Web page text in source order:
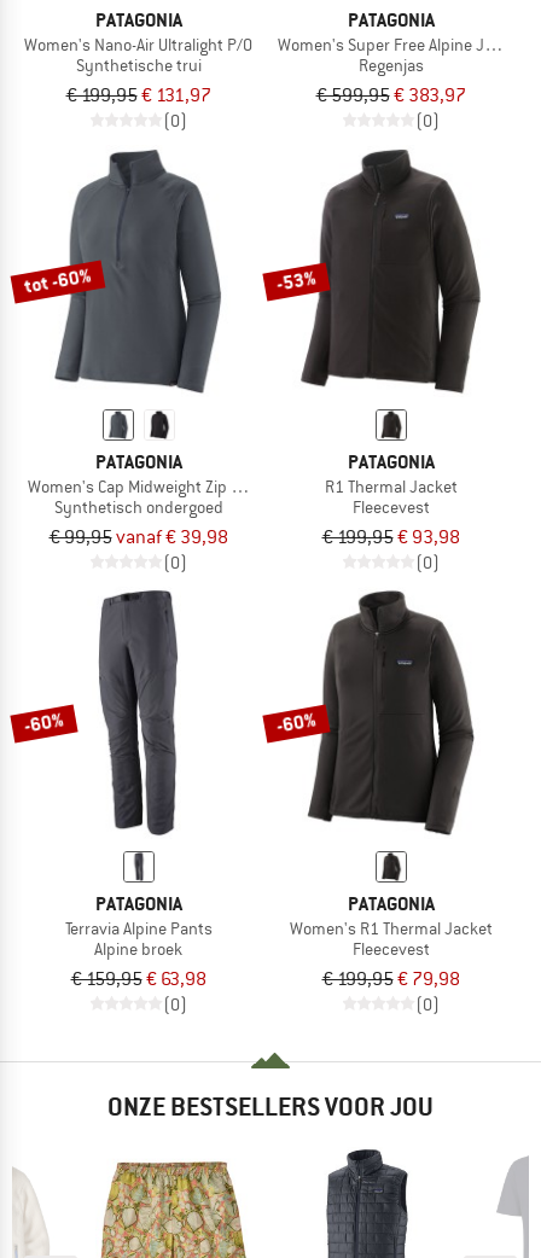
PATAGONIA
Women's Nano-Air Ultralight P/O
Synthetische trui
€ 199,95€ 131,97
(0)
PATAGONIA
Women's Super Free Alpine Jacket
Regenjas
€ 599,95€ 383,97
(0)
tot -60%
PATAGONIA
Women's Cap Midweight Zip Neck
Synthetisch ondergoed
€ 99,95vanaf € 39,98
(0)
-53%
PATAGONIA
R1 Thermal Jacket
Fleecevest
€ 199,95€ 93,98
(0)
-60%
PATAGONIA
Terravia Alpine Pants
Alpine broek
€ 159,95€ 63,98
(0)
-60%
PATAGONIA
Women's R1 Thermal Jacket
Fleecevest
€ 199,95€ 79,98
(0)
ONZE BESTSELLERS VOOR JOU